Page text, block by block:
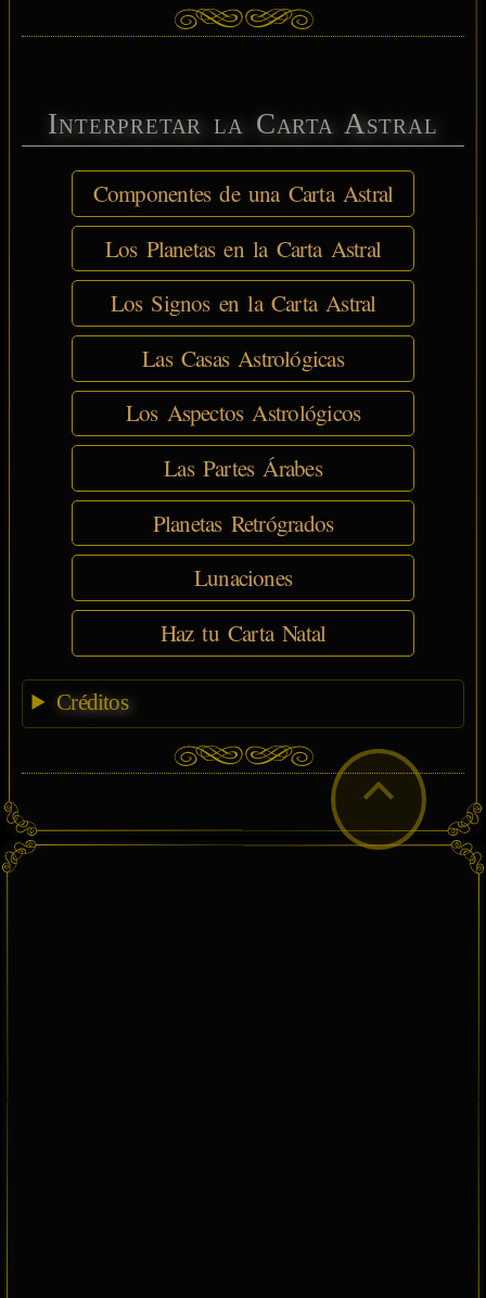
Interpretar la Carta Astral
Componentes de una Carta Astral
Los Planetas en la Carta Astral
Los Signos en la Carta Astral
Las Casas Astrológicas
Los Aspectos Astrológicos
Las Partes Árabes
Planetas Retrógrados
Lunaciones
Haz tu Carta Natal
Créditos